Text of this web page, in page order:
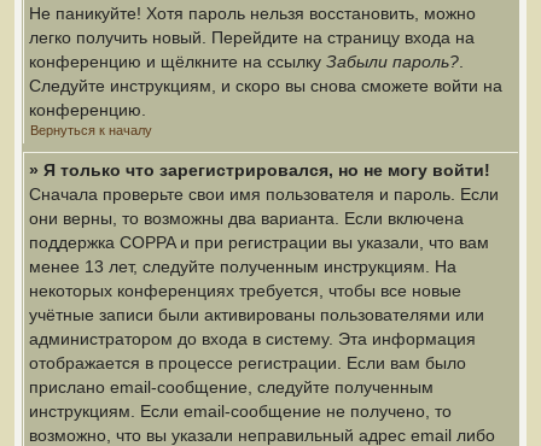
Не паникуйте! Хотя пароль нельзя восстановить, можно
легко получить новый. Перейдите на страницу входа на
конференцию и щёлкните на ссылку Забыли пароль?
Следуйте инструкциям, и скоро вы снова сможете войти на
конференцию.
Вернуться к началу
» Я только что зарегистрировался, но не могу войти!
Сначала проверьте свои имя пользователя и пароль. Если
они верны, то возможны два варианта. Если включена
поддержка COPPA и при регистрации вы указали, что вам
менее 13 лет, следуйте полученным инструкциям. На
некоторых конференциях требуется, чтобы все новые
учётные записи были активированы пользователями или
администратором до входа в систему. Эта информация
отображается в процессе регистрации. Если вам было
прислано email-сообщение, следуйте полученным
инструкциям. Если email-сообщение не получено, то
возможно, что вы указали неправильный адрес email либо